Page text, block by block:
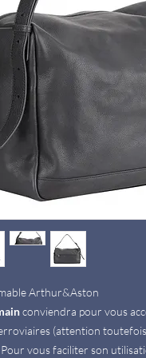
Arthur&Aston
conviendra pour vous
(attention toutefois
Pour vous faciliter son